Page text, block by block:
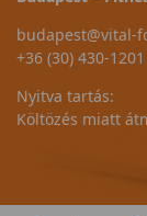
budapest@vital-
+36 (30) 430-1201
Nyitva tartás:
Költözés miatt